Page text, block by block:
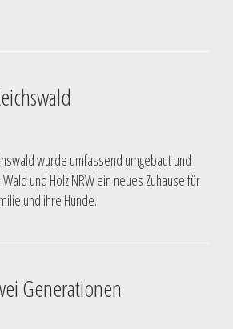
wurde umfassend umgebaut und
und Holz NRW ein neues Zuhause für
und ihre Hunde.
Generationen